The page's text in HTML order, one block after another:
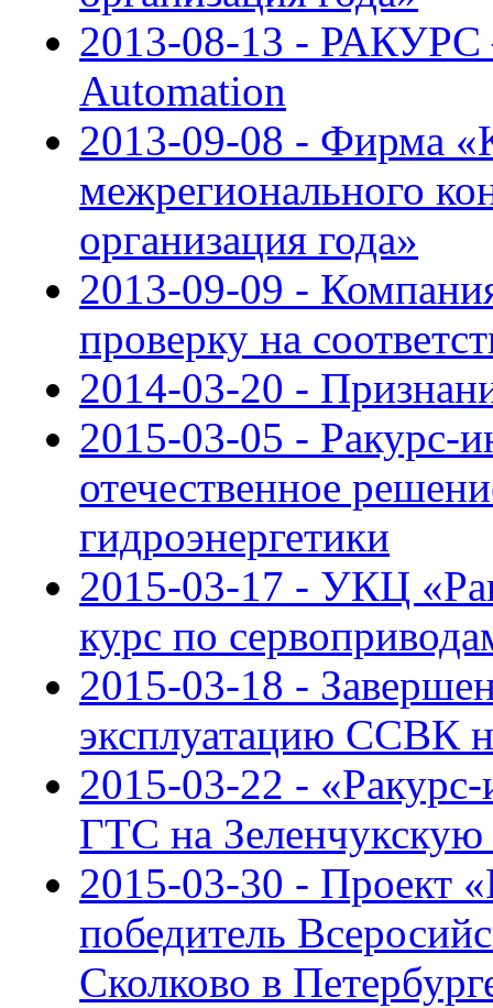
2013-08-13 - РАКУРС
Automation
2013-09-08 - Фирма
межрегионального
организация года»
2013-09-09 -
проверку на
2014-03-20 -
2015-03-05 - Ракурс-
отечественное
гидроэнергетики
2015-03-17 - УКЦ
курс по
2015-03-18 -
эксплуатацию ССВК
2015-03-22 -
ГТС на
2015-03-30 -
победитель
Сколково в